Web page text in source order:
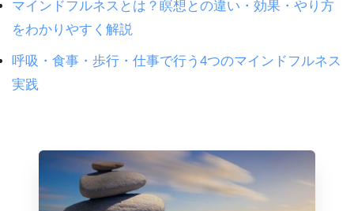
マインドフルネスとは？瞑想との違い・効果・やり方
をわかりやすく解説
呼吸・食事・歩行・仕事で行う4つのマインドフルネス
実践